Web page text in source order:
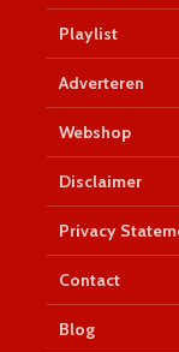
Playlist
Adverteren
Webshop
Disclaimer
Privacy
Contact
Blog